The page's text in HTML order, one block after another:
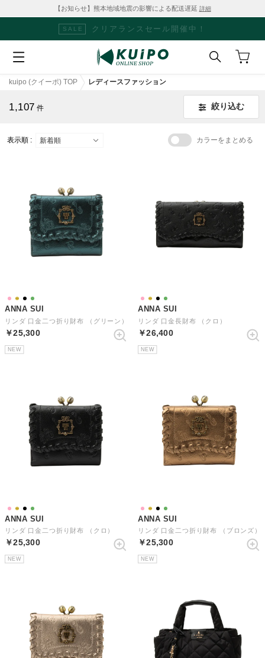
【お知らせ】熊本地域地震の影響による配送遅延 詳細
SALE クリアランスセール開催中！
kuipo (クイーポ) TOP レディースファッション
1,107 件 絞り込む
表示順 : カラーをまとめる
ANNA SUI
リンダ 口金二つ折り財布 （グリーン）
￥25,300
NEW
ANNA SUI
リンダ 口金長財布 （クロ）
￥26,400
NEW
ANNA SUI
リンダ 口金二つ折り財布 （クロ）
￥25,300
NEW
ANNA SUI
リンダ 口金二つ折り財布 （ブロンズ）
￥25,300
NEW